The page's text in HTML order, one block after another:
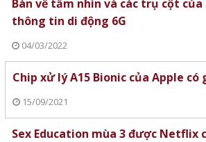
Bàn về tầm nhìn và các trụ cột của
thông tin di động 6G
04/03/2022
Chip xử lý A15 Bionic của Apple có
15/09/2021
Sex Education mùa 3 được Netflix